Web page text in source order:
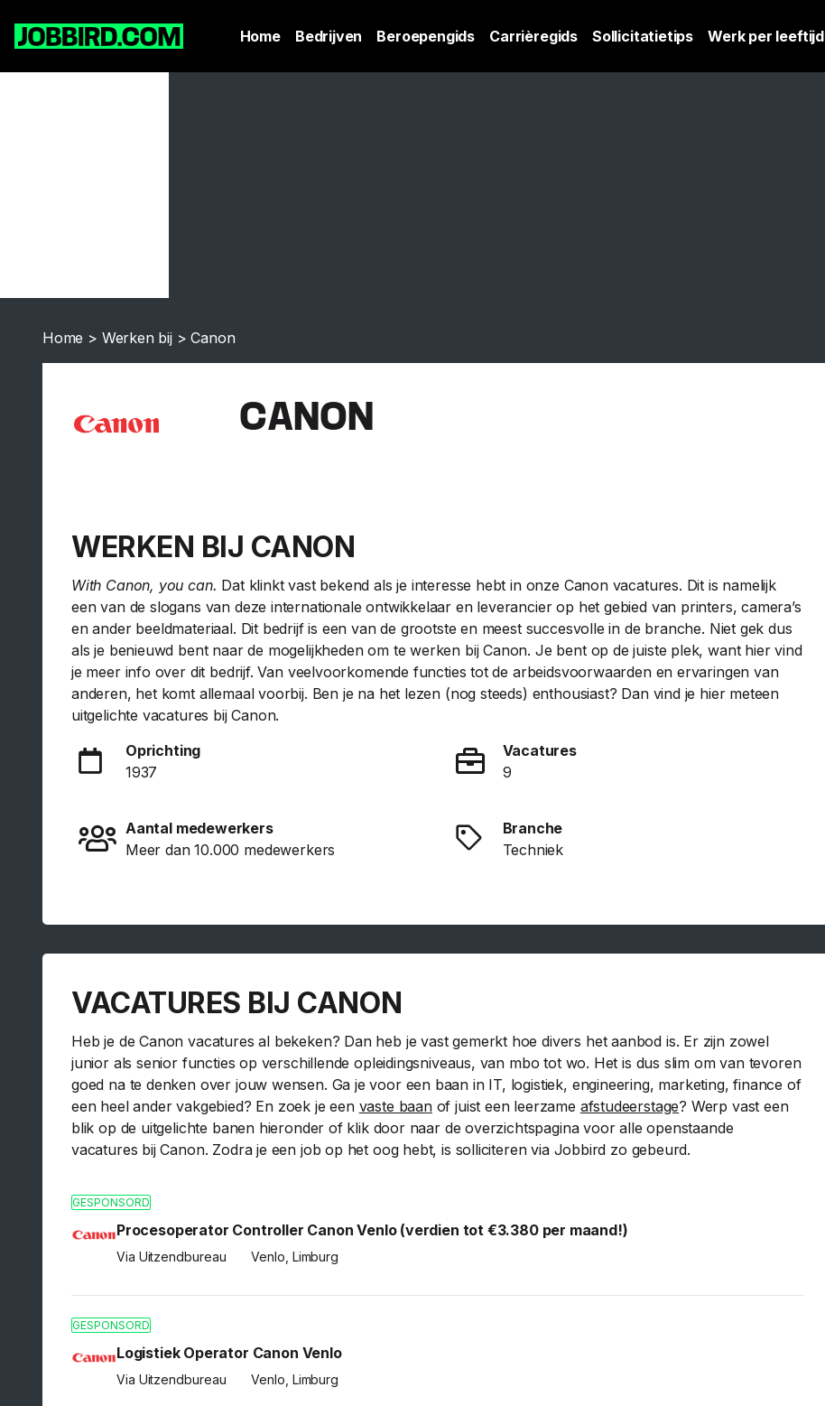
Home Bedrijven Beroepengids Carrièregids Sollicitatietips Werk per leeftijd
Home > Werken bij >Canon
CANON
WERKEN BIJ CANON
With Canon, you can. Dat klinkt vast bekend als je interesse hebt in onze Canon vacatures. Dit is namelijk
een van de slogans van deze internationale ontwikkelaar en leverancier op het gebied van printers, camera’s
en ander beeldmateriaal. Dit bedrijf is een van de grootste en meest succesvolle in de branche. Niet gek dus
als je benieuwd bent naar de mogelijkheden om te werken bij Canon. Je bent op de juiste plek, want hier vind
je meer info over dit bedrijf. Van veelvoorkomende functies tot de arbeidsvoorwaarden en ervaringen van
anderen, het komt allemaal voorbij. Ben je na het lezen (nog steeds) enthousiast? Dan vind je hier meteen
uitgelichte vacatures bij Canon.
Oprichting
1937
Vacatures
9
Aantal medewerkers
Meer dan 10.000 medewerkers
Branche
Techniek
VACATURES BIJ CANON
Heb je de Canon vacatures al bekeken? Dan heb je vast gemerkt hoe divers het aanbod is. Er zijn zowel
junior als senior functies op verschillende opleidingsniveaus, van mbo tot wo. Het is dus slim om van tevoren
goed na te denken over jouw wensen. Ga je voor een baan in IT, logistiek, engineering, marketing, finance of
een heel ander vakgebied? En zoek je een vaste baanof juist een leerzame afstudeerstage? Werp vast een
blik op de uitgelichte banen hieronder of klik door naar de overzichtspagina voor alle openstaande
vacatures bij Canon. Zodra je een job op het oog hebt, is solliciteren via Jobbird zo gebeurd.
GESPONSORD
Procesoperator Controller Canon Venlo (verdien tot €3.380 per maand!)
Via Uitzendbureau Venlo, Limburg
GESPONSORD
Logistiek Operator Canon Venlo
Via Uitzendbureau Venlo, Limburg